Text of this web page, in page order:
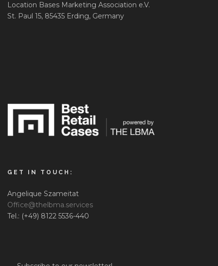
Location Bases Marketing Association e.V.
St. Paul 15, 85435 Erding, Germany
GET IN TOUCH:
Angelique Szameitat
Office@thelbma.services
Tel.: (+49) 8122 5536-440